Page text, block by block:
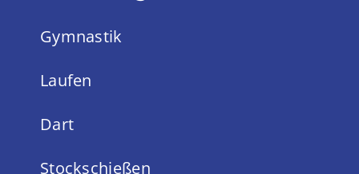
Gymnastik
Laufen
Dart
Stockschießen